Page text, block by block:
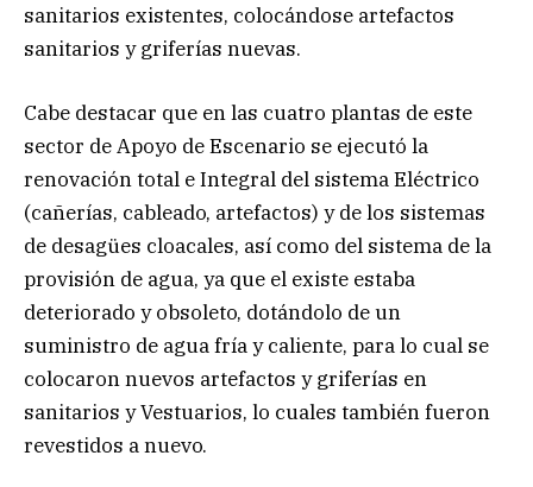
sanitarios existentes, colocándose artefactos
sanitarios y griferías nuevas.
Cabe destacar que en las cuatro plantas de este
sector de Apoyo de Escenario se ejecutó la
renovación total e Integral del sistema Eléctrico
(cañerías, cableado, artefactos) y de los sistemas
de desagües cloacales, así como del sistema de la
provisión de agua, ya que el existe estaba
deteriorado y obsoleto, dotándolo de un
suministro de agua fría y caliente, para lo cual se
colocaron nuevos artefactos y griferías en
sanitarios y Vestuarios, lo cuales también fueron
revestidos a nuevo.